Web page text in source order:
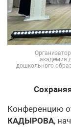
академия
дошкольного
Конференцию
КАДЫРОВА,